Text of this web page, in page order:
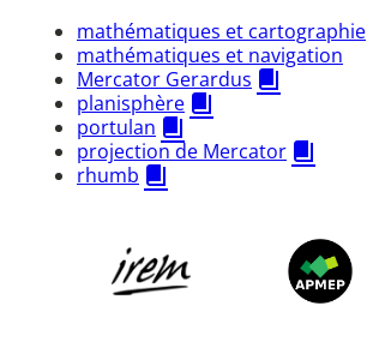
mathématiques et cartographie
mathématiques et navigation
Mercator Gerardus
planisphère
portulan
projection de Mercator
rhumb